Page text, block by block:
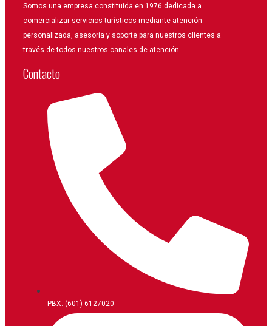
Somos una empresa constituida en 1976 dedicada a
comercializar servicios turísticos mediante atención
personalizada, asesoría y soporte para nuestros clientes a
través de todos nuestros canales de atención.
Contacto
PBX: (601) 6127020